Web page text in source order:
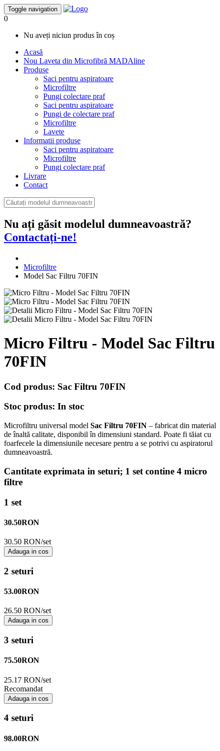
Toggle navigation
0
Nu aveți niciun produs în coș
Acasă
Nou Laveta din Microfibră MADAline
Produse
Saci pentru aspiratoare
Microfiltre
Pungi colectare praf
Saci pentru aspiratoare
Pungi de colectare praf
Microfiltre
Lavete
Informatii produse
Saci pentru aspiratoare
Microfiltre
Pungi colectare praf
Livrare
Contact
Nu ați găsit modelul dumneavoastră?
Contactați-ne!
Microfiltre
Model Sac Filtru 70FIN
Micro Filtru - Model Sac Filtru
70FIN
Cod produs: Sac Filtru 70FIN
Stoc produs: In stoc
Microfiltru universal model Sac Filtru 70FIN – fabricat din material
de înaltă calitate, disponibil în dimensiuni standard. Poate fi tăiat cu
foarfecele la dimensiunile necesare pentru a se potrivi cu aspiratorul
dumneavoastră.
Cantitate exprimata in seturi; 1 set contine 4 micro
filtre
1 set
30.50RON
30.50 RON/set
Adauga in cos
2 seturi
53.00RON
26.50 RON/set
Adauga in cos
3 seturi
75.50RON
25.17 RON/set
Recomandat
Adauga in cos
4 seturi
98.00RON